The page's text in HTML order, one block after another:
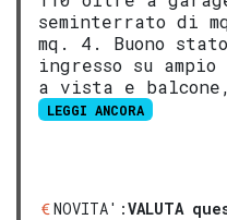
seminterrato di
mq. 4. Buono
ingresso su
a vista e
LEGGI ANCORA
NOVITA':VALUTA